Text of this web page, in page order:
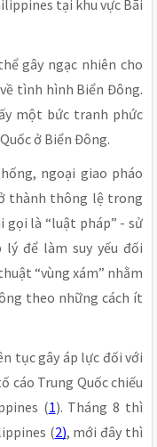
tại khu vực Bãi
gây ngạc nhiên cho
tình hình Biển Đông.
một bức tranh phức
ở Biển Đông.
ngoại giao pháo
thành thông lệ trong
gọi là “luật pháp” - sử
để làm suy yếu đối
“vùng xám” nhằm
theo những cách ít
tục gây áp lực đối với
cáo Trung Quốc chiếu
(1). Tháng 8 thì
(2), mới đây thì